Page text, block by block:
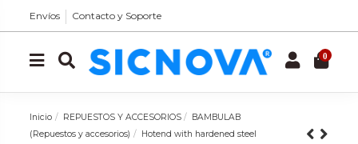
Envíos Contacto y Soporte
0
Inicio REPUESTOS Y ACCESORIOS
BAMBULAB
(Repuestos y accesorios)
Hotend with hardened steel